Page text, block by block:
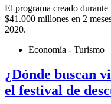
El programa creado
$41.000 millones en 2
2020.
Economía - Turismo
¿Dónde buscan
el festival de